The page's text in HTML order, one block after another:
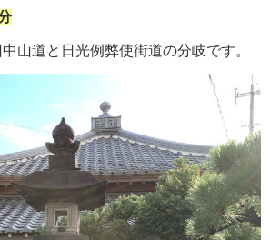
山道と日光例弊使街道の分岐です。